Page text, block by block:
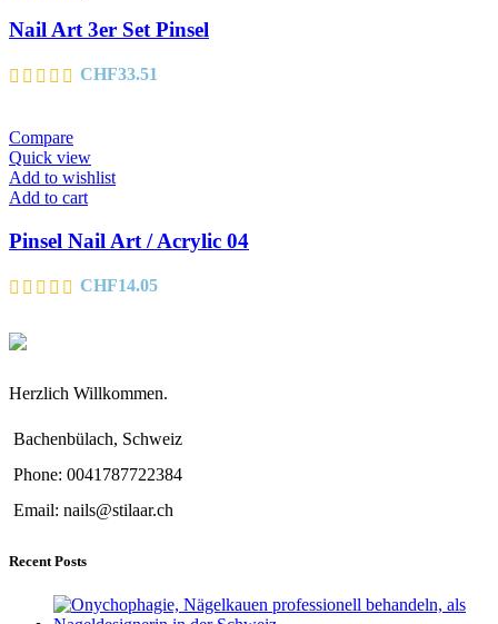
Nail Art 3er Set Pinsel
CHF33.51
Compare
Quick view
Add to wishlist
Add to cart
Pinsel Nail Art / Acrylic 04
CHF14.05
Herzlich Willkommen.
Bachenbülach, Schweiz
Phone: 0041787722384
Email: nails@stilaar.ch
Recent Posts